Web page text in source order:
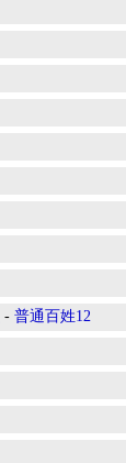
- 普通百姓12